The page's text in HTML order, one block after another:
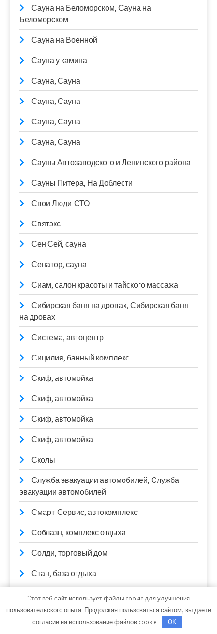
Сауна на Беломорском, Сауна на
Беломорском
Сауна на Военной
Сауна у камина
Сауна, Сауна
Сауна, Сауна
Сауна, Сауна
Сауна, Сауна
Сауны Автозаводского и Ленинского района
Сауны Питера, На Доблести
Свои Люди-СТО
Святэкс
Сен Сей, сауна
Сенатор, сауна
Сиам, салон красоты и тайского массажа
Сибирская баня на дровах, Сибирская баня
на дровах
Система, автоцентр
Сицилия, банный комплекс
Скиф, автомойка
Скиф, автомойка
Скиф, автомойка
Скиф, автомойка
Сколы
Служба эвакуации автомобилей, Служба
эвакуации автомобилей
Смарт-Сервис, автокомплекс
Соблазн, комплекс отдыха
Солди, торговый дом
Стан, база отдыха
Старт
СтартерОк
Этот веб-сайт использует файлы cookie для улучшения
пользовательского опыта. Продолжая пользоваться сайтом, вы даете
согласие на использование файлов cookie.
OK